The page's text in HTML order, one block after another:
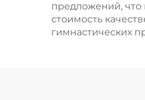
предложений, что
стоимость
гимнастических